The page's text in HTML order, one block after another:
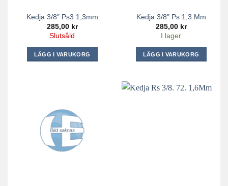
Kedja 3/8″ Ps3 1,3mm
285,00 kr
Slutsåld
LÄGG I VARUKORG
Kedja 3/8″ Ps 1,3 Mm
285,00 kr
I lager
LÄGG I VARUKORG